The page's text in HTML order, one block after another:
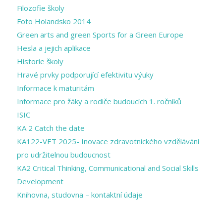
Filozofie školy
Foto Holandsko 2014
Green arts and ​green Sports for a ​Green Europe
Hesla a jejich aplikace
Historie školy
Hravé prvky podporující efektivitu výuky
Informace k maturitám
Informace pro žáky a rodiče budoucích 1. ročníků
ISIC
KA 2 Catch the date
KA122-VET 2025- Inovace zdravotnického vzdělávání
pro udržitelnou budoucnost
KA2 Critical Thinking, Communicational and Social Skills
Development
Knihovna, studovna – kontaktní údaje